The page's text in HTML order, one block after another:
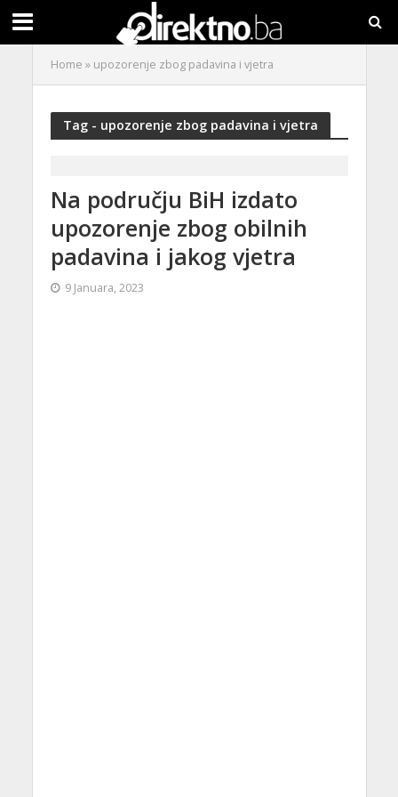
Home » upozorenje zbog padavina i vjetra
Tag - upozorenje zbog padavina i vjetra
Na području BiH izdato
upozorenje zbog obilnih
padavina i jakog vjetra
9 Januara, 2023